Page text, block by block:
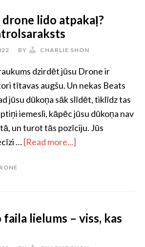
drone lido atpakaļ?
BY CHARLIE SHON
dzirdēt jūsu Drone ir
tītavas augšu. Un nekas Beats
jūsu dūkoņa sāk slīdēt, tiklīdz tas
iemesli, kāpēc jūsu dūkoņa nav
un turot tās pozīciju. Jūs
…[Read more...]
lielums – viss, kas